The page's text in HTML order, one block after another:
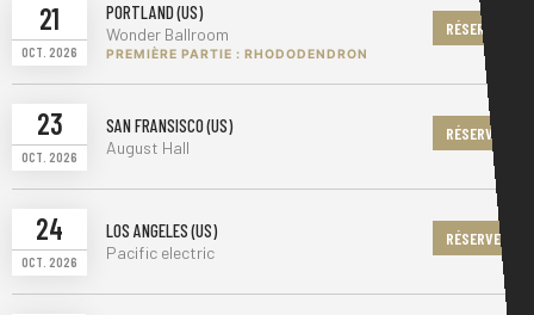
21
OCT. 2026
PORTLAND (US)
Wonder Ballroom
PREMIÈRE PARTIE : RHODODENDRON
RÉSERVER
23
OCT. 2026
SAN FRANSISCO (US)
August Hall
RÉSERVER
24
OCT. 2026
LOS ANGELES (US)
Pacific electric
RÉSERVER